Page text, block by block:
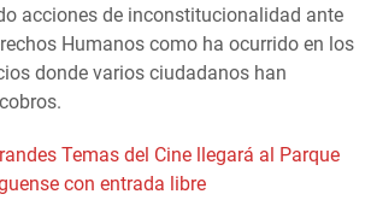
acciones de inconstitucionalidad ante
Humanos como ha ocurrido en los
donde varios ciudadanos han
Temas del Cine llegará al Parque
con entrada libre